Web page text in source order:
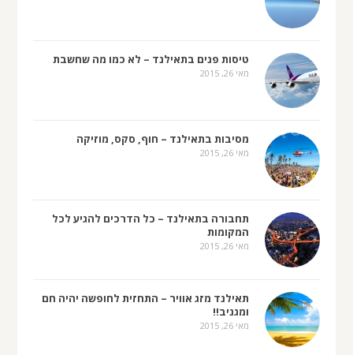
טיסות פנים בתאילנד – לא כמו מה שחשבת
מאי 26, 2015
מסיבות בתאילנד – חוף, סקס, מוזיקה
מאי 26, 2015
תחבורה בתאילנד – כל הדרכים להגיע לכל
המקומות
מאי 26, 2015
תאילנד מזג אוויר – התחזית לחופשה יהיה חם
ומגניב!!
מאי 26, 2015